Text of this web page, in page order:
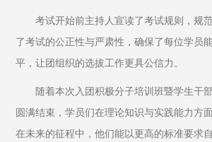
考试开始前主持人宣读了考试规则，规
了考试的公正性与严肃性，确保了每位学员
平，让团组织的选拔工作更具公信力。
随着本次入团积极分子培训班暨学生干
圆满结束，学员们在理论知识与实践能力方
在未来的征程中，他们能以更高的标准要求